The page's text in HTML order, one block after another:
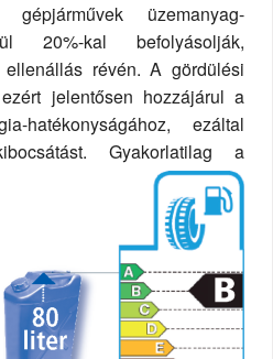
üzemanyag-
20%-kal befolyásolják,
révén. A gördülési
jelentősen hozzájárul a
hatékonyságához, ezáltal
Gyakorlatilag a